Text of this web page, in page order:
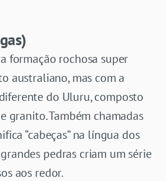
formação rochosa super
australiano, mas com a
do Uluru, composto
granito. Também chamadas
“cabeças” na língua dos
pedras criam um série
aos redor.